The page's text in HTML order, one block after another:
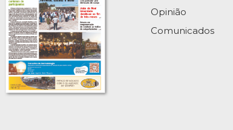
Opinião
Comunicados